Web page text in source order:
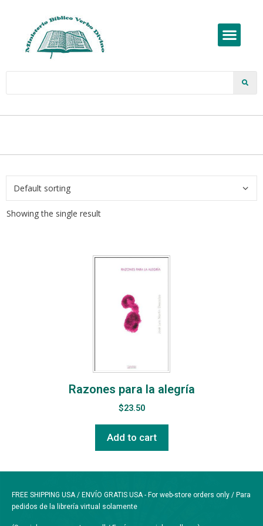
Showing the single result
Razones para la alegría
$23.50
Add to cart
FREE SHIPPING USA / ENVÍO GRATIS USA - For web-store orders only / Para
pedidos de la librería virtual solamente